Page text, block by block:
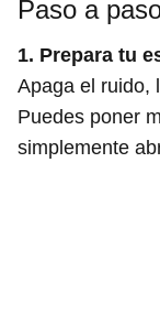
Paso a
1. Prepara tu
Apaga el ruido,
Puedes poner
simplemente